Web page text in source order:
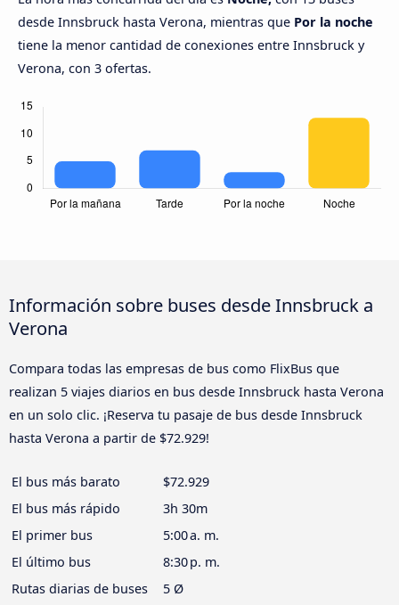
desde Innsbruck hasta Verona, mientras que Por la noche
tiene la menor cantidad de conexiones entre Innsbruck y
Verona, con 3 ofertas.
Información sobre buses desde Innsbruck a
Verona
Compara todas las empresas de bus como FlixBus que
realizan 5 viajes diarios en bus desde Innsbruck hasta Verona
en un solo clic. ¡Reserva tu pasaje de bus desde Innsbruck
hasta Verona a partir de $72.929!
El bus más barato
$72.929
El bus más rápido
3h 30m
El primer bus
5:00 a. m.
El último bus
8:30 p. m.
Rutas diarias de buses
5 Ø